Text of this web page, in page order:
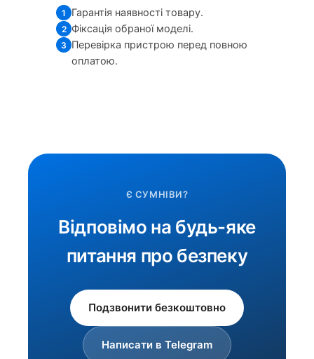
1 Гарантія наявності товару.
2 Фіксація обраної моделі.
3 Перевірка пристрою перед повною
оплатою.
Є СУМНІВИ?
Відповімо на будь-яке
питання про безпеку
Подзвонити безкоштовно
Написати в Telegram